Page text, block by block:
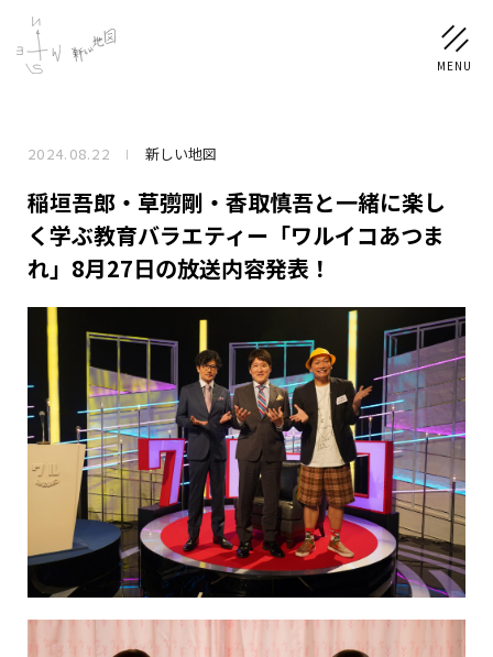
NEWS
SCHEDULE
稲垣 吾郎 草彅 剛
DISCOGRAPHY
CHIZUSHOP
NAKAMA入会
CHIZULOG
2024.08.22 新しい地図
稲垣吾郎・草彅剛・香取慎吾と一緒に楽し
く学ぶ教育バラエティー「ワルイコあつま
れ」8月27日の放送内容発表！